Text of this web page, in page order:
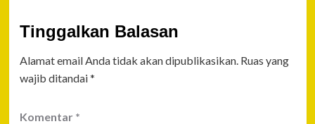
Tinggalkan Balasan
Alamat email Anda tidak akan dipublikasikan. Ruas yang
wajib ditandai*
Komentar *